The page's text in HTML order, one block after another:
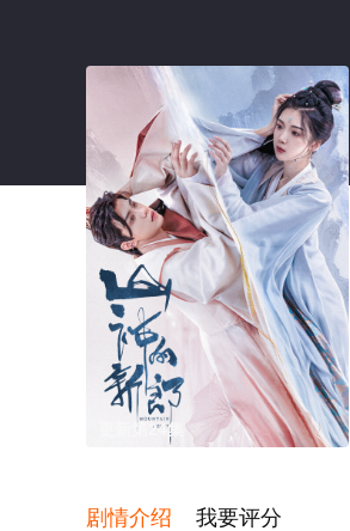
更新第24集
剧情介绍 我要评分